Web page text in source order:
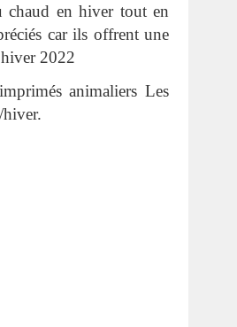
chaud en hiver tout en
car ils offrent une
2022
animaliers Les
hiver.